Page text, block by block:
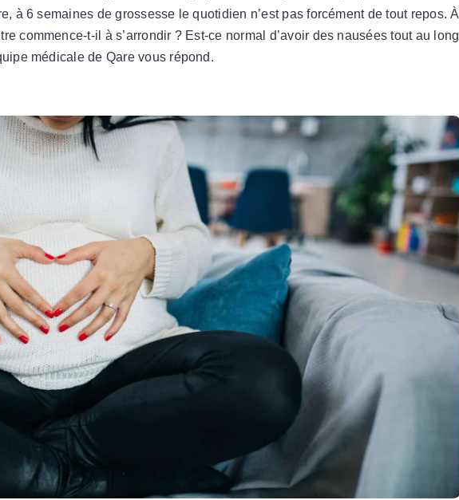
à 6 semaines de grossesse le quotidien n’est pas forcément de tout repos. À
commence-t-il à s’arrondir ? Est-ce normal d’avoir des nausées tout au long
médicale de Qare vous répond.